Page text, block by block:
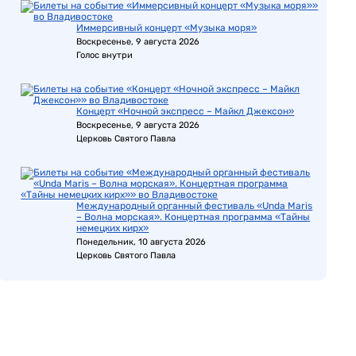
Иммерсивный концерт «Музыка моря»
Воскресенье, 9 августа 2026
Голос внутри
Концерт «Ночной экспресс – Майкл Джексон»
Воскресенье, 9 августа 2026
Церковь Святого Павла
Международный органный фестиваль «Unda Maris
– Волна морская». Концертная программа «Тайны
немецких кирх»
Понедельник, 10 августа 2026
Церковь Святого Павла